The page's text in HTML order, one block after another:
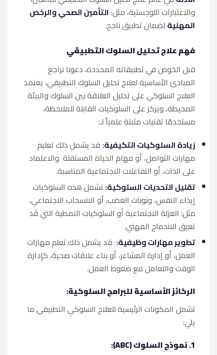
والاعتبارات اللوجستية، مثل:التأمين الصحي والرخص
المهنية لضمان تطبيق ناجح.
فهم علاج تحليل السلوك التطبيقي
قبل الخوض في تطبيقاته المحددة، دعونا نراجع
المبادئ الأساسية لعلاج تحليل السلوك التطبيقي، يعتمد
العلاج السلوكي على تحليل العلاقة بين السلوك والبيئة
المحيطة، ويركز على السلوكيات القابلة للملاحظة،
مستخدمًا تقنيات مثبتة علمياً لـ:
زيادة السلوكيات التكيفية: قد يشمل ذلك تعليم
مهارات التواصل، أو مهام الحياة المستقلة والاعتماد
على الذات، أو التفاعلات الاجتماعية المناسبة.
تقليل التحديات السلوكية: تشمل هذه السلوكيات
إيذاء النفس، ونوبات الغضب، أو الانسحاب الاجتماعي،
مثل: العزلة الاجتماعية أو السلوكيات النمطية التي قد
تعيق الاندماج المهني.
تطوير مهارات وظيفية: قد يشمل ذلك تعلم مهارات
العمل، أو إدارة المشاعر، أو بناء علاقات صحية، كإدارة
الوقت والتعامل مع ضغوط العمل.
الركائز الأساسية للبرامج السلوكية:
تشمل المكونات الرئيسية للعلاج السلوكي التطبيقي ما
يلي:
1. نموذج السلوك (ABC):